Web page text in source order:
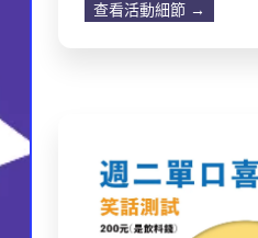
查看活動細節 →